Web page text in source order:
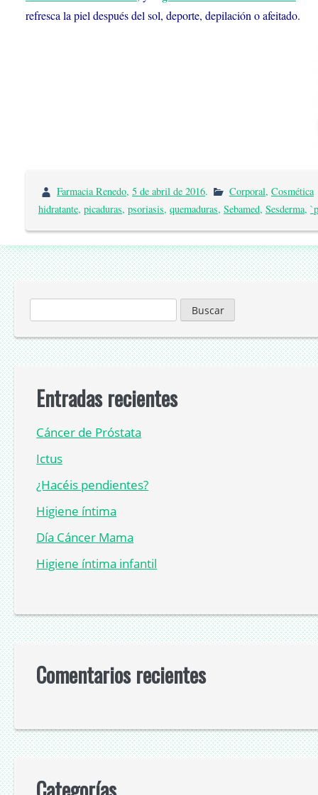
refresca la piel después del sol, deporte, depilación o afeitado.
Farmacia Renedo, 5 de abril de 2016. Corporal, Cosmética
hidratante, picaduras, psoriasis, quemaduras, Sebamed, Sesderma,
Entradas recientes
Cáncer de Próstata
Ictus
¿Hacéis pendientes?
Higiene íntima
Día Cáncer Mama
Higiene íntima infantil
Comentarios recientes